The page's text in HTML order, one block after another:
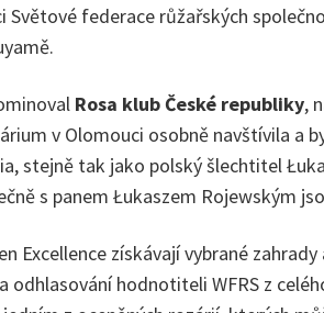
Světové federace růžařských
Rosa klub České republiky,
v Olomouci osobně navštívila a
stejně tak jako polský šlechtitel
s panem Łukaszem Rojewským
Excellence získávají vybrané
odhlasování hodnotiteli WFRS z